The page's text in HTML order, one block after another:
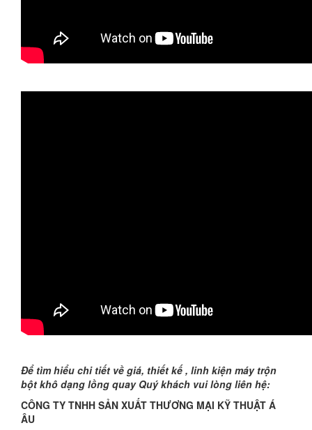
Để tìm hiểu chi tiết về giá, thiết kế , linh kiện máy trộn
bột khô dạng lồng quay Quý khách vui lòng liên hệ:
CÔNG TY TNHH SẢN XUẤT THƯƠNG MẠI KỸ THUẬT Á
ÂU